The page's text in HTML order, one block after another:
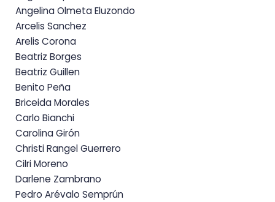
Angelina Olmeta Eluzondo
Arcelis Sanchez
Arelis Corona
Beatriz Borges
Beatriz Guillen
Benito Peña
Briceida Morales
Carlo Bianchi
Carolina Girón
Christi Rangel Guerrero
Cilri Moreno
Darlene Zambrano
Pedro Arévalo Semprún